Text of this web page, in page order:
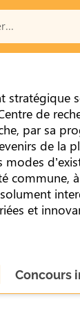
stratégique
de
par sa
de la
modes
commune,
et
Concours